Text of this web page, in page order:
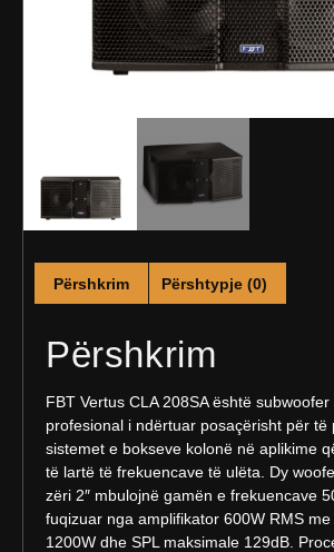
Përshkrim Përshtypje (0)
Përshkrim
FBT Vertus CLA 208SA është
profesional i ndërtuar posaçërisht për të
sistemet e bokseve kolonë në aplikime
të lartë të frekuencave të ulëta. Dy
zëri 2″ mbulojnë gamën e frekuencave
fuqizuar nga amplifikator 600W RMS
1200W dhe SPL maksimale 129dB.